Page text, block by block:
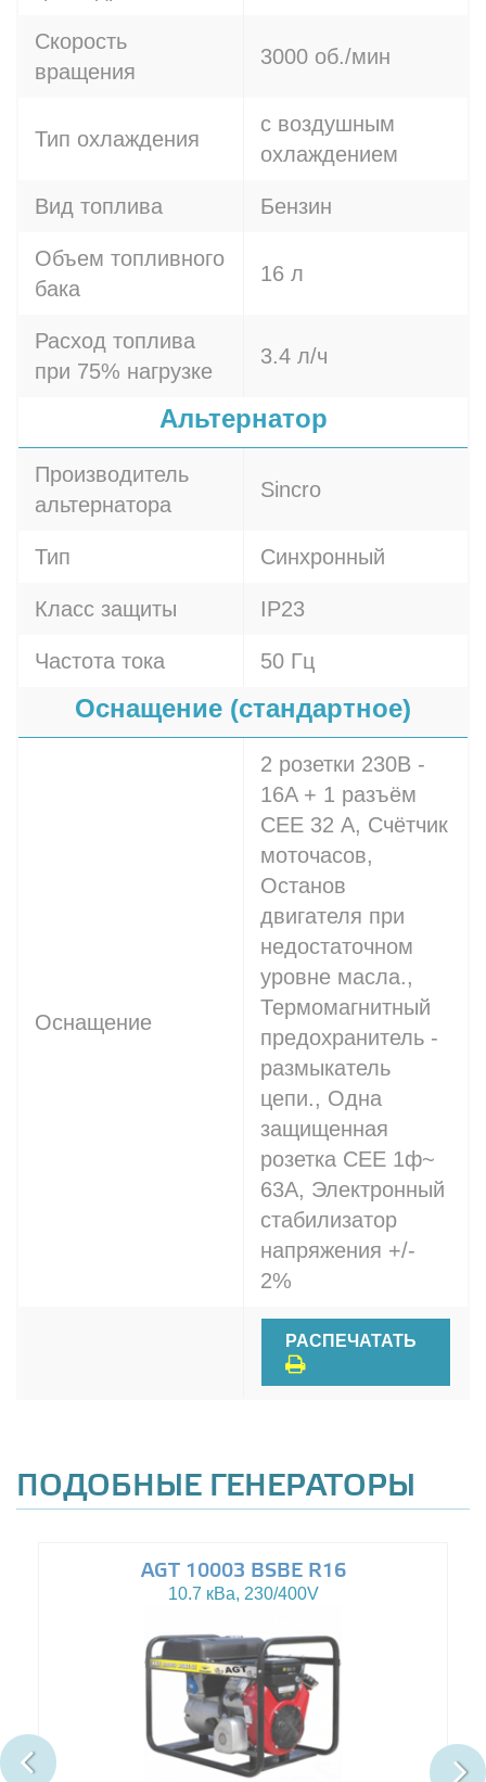
Скорость
вращения
3000 об./мин
Тип охлаждения
с воздушным
охлаждением
Вид топлива Бензин
Объем топливного
бака
16 л
Расход топлива
при 75% нагрузке
3.4 л/ч
Альтернатор
Производитель
альтернатора
Sincro
Тип Синхронный
Класс защиты IP23
Частота тока 50 Гц
Оснащение (стандартное)
Оснащение
2 розетки 230В -
16A + 1 разъём
СЕЕ 32 A, Счётчик
моточасов,
Останов
двигателя при
недостаточном
уровне масла.,
Термомагнитный
предохранитель -
размыкатель
цепи., Одна
защищенная
розетка CEE 1ф~
63A, Электронный
стабилизатор
напряжения +/-
2%
РАСПЕЧАТАТЬ
ПОДОБНЫЕ ГЕНЕРАТОРЫ
AGT 10003 BSBE R16
10.7 кВа, 230/400V